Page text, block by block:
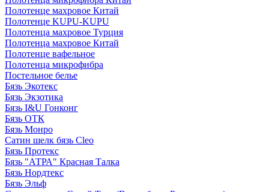
Полотенце махровое Китай
Полотенце KUPU-KUPU
Полотенца махровое Турция
Полотенца махровое Китай
Полотенце вафельное
Полотенца микрофибра
Постельное белье
Бязь Экотекс
Бязь Экзотика
Бязь I&U Гонконг
Бязь ОТК
Бязь Монро
Сатин шелк бязь Cleo
Бязь Протекс
Бязь "АТРА" Красная Талка
Бязь Нордтекс
Бязь Эльф